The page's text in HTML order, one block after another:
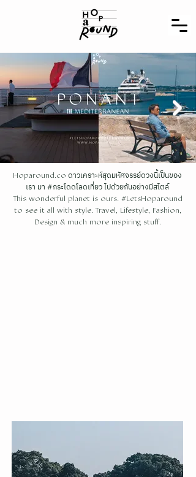
Hoparound.co ดาวเคราะห์สุดมหัศจรรย์ดวงนี้เป็นของ
เรา มา #กระโดดโลดเที่ยว ไปด้วยกันอย่างมีสไตล์
This wonderful planet is ours. #LetsHoparound
to see it all with style. Travel, Lifestyle, Fashion,
Design & much more inspiring stuff.